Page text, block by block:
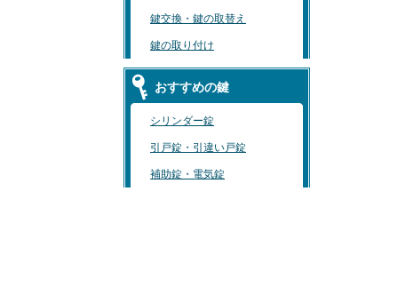
鍵交換・鍵の取替え
鍵の取り付け
おすすめの鍵
シリンダー錠
引戸錠・引違い戸錠
補助錠・電気錠